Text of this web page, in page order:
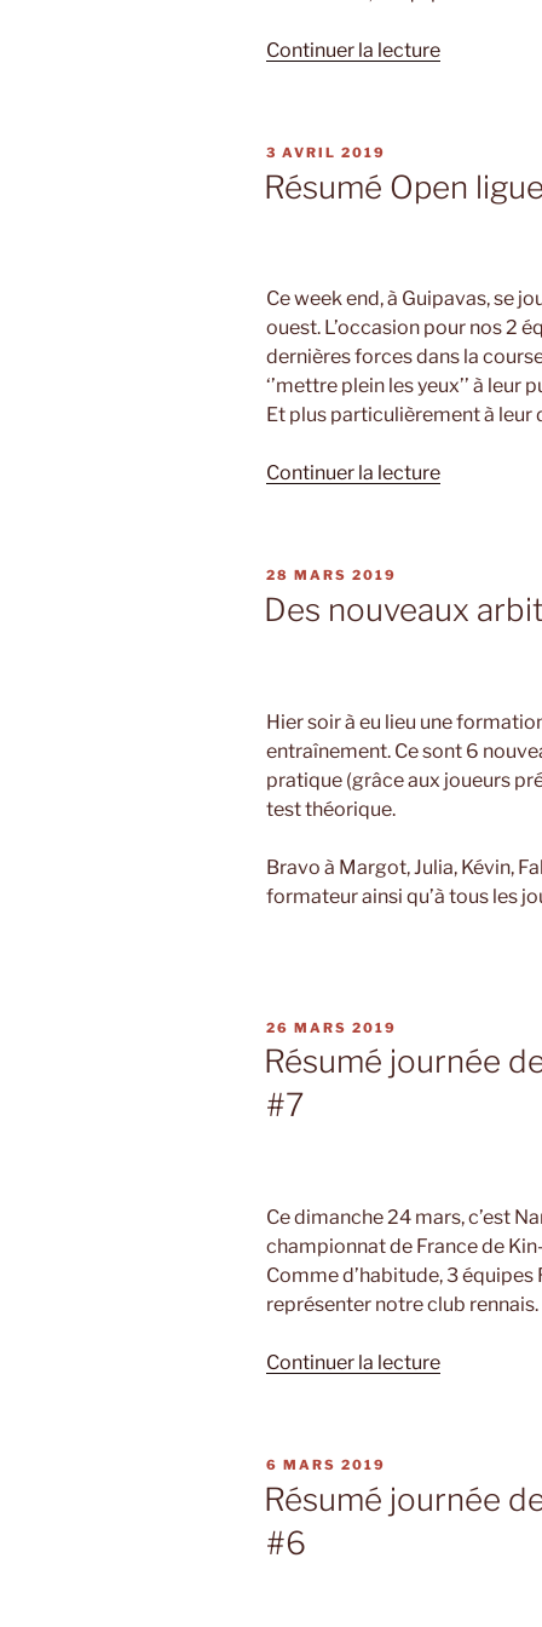
Continuer la lecturede
national
PUBLIÉ
LE
3 AVRIL 2019
Résumé Open
Ce week end, à Guipavas, se
ouest. L’occasion pour nos 2
dernières forces dans la
‘’mettre plein les yeux’’ à leur
Et plus particulièrement à leur
Continuer la lecturede
#6 »
PUBLIÉ
LE
28 MARS 2019
Des nouveaux
Hier soir à eu lieu une
entraînement. Ce sont 6
pratique (grâce aux joueurs
test théorique.
Bravo à Margot, Julia, Kévin,
formateur ainsi qu’à tous les
PUBLIÉ
LE
26 MARS 2019
Résumé journée
#7
Ce dimanche 24 mars, c’est
championnat de France de
Comme d’habitude, 3
représenter notre club rennais.
Continuer la lecturede
national
PUBLIÉ
LE
6 MARS 2019
Résumé journée
#6